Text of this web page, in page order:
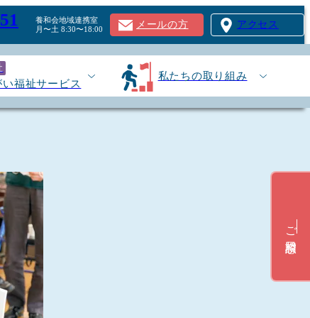
養和会地域連携室
月〜土 8:30〜18:00
メールの方 アクセス
い福祉サービス
私たちの取り組み
ご相談窓口